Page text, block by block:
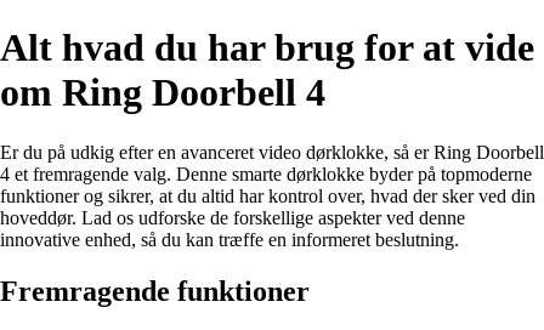
Alt hvad du har brug for at vide
om Ring Doorbell 4
Er du på udkig efter en avanceret video dørklokke, så er Ring Doorbell
4 et fremragende valg. Denne smarte dørklokke byder på topmoderne
funktioner og sikrer, at du altid har kontrol over, hvad der sker ved din
hoveddør. Lad os udforske de forskellige aspekter ved denne
innovative enhed, så du kan træffe en informeret beslutning.
Fremragende funktioner